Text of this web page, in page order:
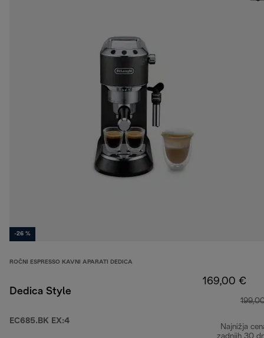
-26 %
ROČNI ESPRESSO KAVNI APARATI DEDICA
Dedica Style
EC685.BK EX:4
169,00 €
Najnižja